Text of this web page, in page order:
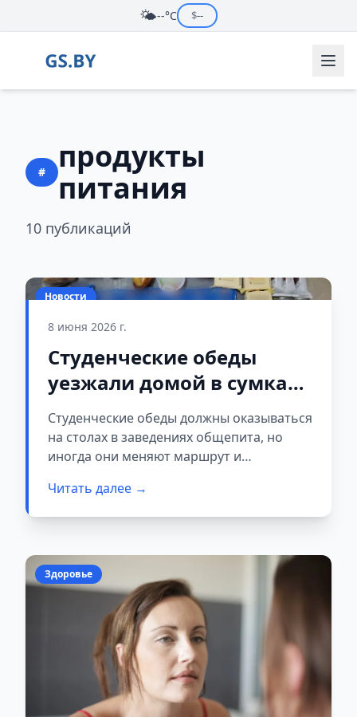
🌤️--°C $--
#
продукты
питания
10 публикаций
Новости
8 июня 2026 г.
Студенческие обеды
уезжали домой в сумках:
в Минске задержали
поваров, выносивших
продукты из столовой
Студенческие обеды должны оказываться
на столах в заведениях общепита, но
иногда они меняют маршрут и
персонала. На днях сотрудники отдела
охраны Московского района Минска
одной из столичных студенческих
столовых.
Читать далее →
Здоровье